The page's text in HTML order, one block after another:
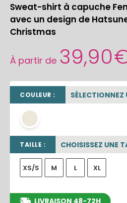
Sweat-shirt à capuche
avec un design de
Christmas
À partir de 39,90
COULEUR : SÉLECTIONNEZ
TAILLE : CHOISISSEZ UNE
XS/S M L XL
LIVRAISON 48-72H